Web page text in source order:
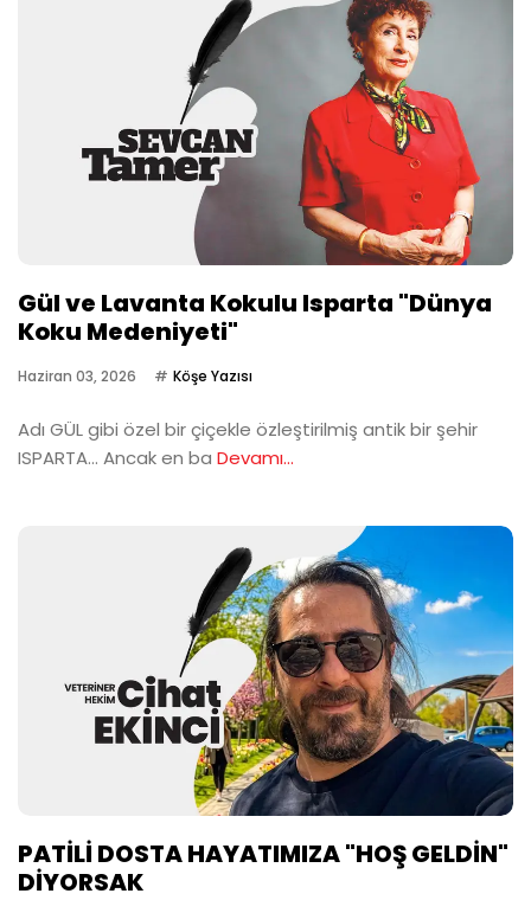
Gül ve Lavanta Kokulu Isparta "Dünya
Koku Medeniyeti"
Haziran 03, 2026 Köşe Yazısı
Adı GÜL gibi özel bir çiçekle özleştirilmiş antik bir şehir
ISPARTA… Ancak en ba Devamı...
PATİLİ DOSTA HAYATIMIZA "HOŞ GELDİN"
DİYORSAK